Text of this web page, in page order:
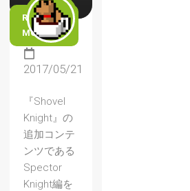
READ
MORE
2017/05/21
『Shovel
Knight』の
追加コンテ
ンツである
Spector
Knight編を